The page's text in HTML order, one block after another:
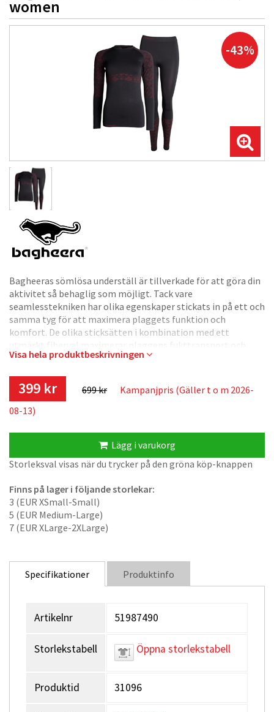
women
-43%
Bagheeras sömlösa underställ är tillverkade för att göra din
aktivitet så behaglig som möjligt. Tack vare
seamlesstekniken har olika egenskaper stickats in på ett och
samma tyg för att maximera plaggets funktion och
komfort. De olika sticksätten i kombination med ett
utmärkt fiberval maximerar plaggens fukttransport och
isoleringsförmåga så att du känner dig bekväm under hela
Överdel:
Längd mitt bak i strl W/XS-S: 63 cm
Underdel:
Innerbenslängd i strl W/XS-S: 67 cm
—
Our seamless layer 1 styles are made to make your activity as
comfortable as possible. The knitting structure in
Tvättråd:
Tvättas i 40° skontvätt
Material:
Visa hela produktbeskrivningen
399 kr 699 kr
Kampanjpris (Gäller t o m 2026-
08-13)
Lägg i varukorg
Storleksval visas när du trycker på den gröna köp-knappen
Finns på lager i följande storlekar:
3 (EUR XSmall-Small)
5 (EUR Medium-Large)
7 (EUR XLarge-2XLarge)
Specifikationer Produktinfo
Artikelnr 51987490
Storlekstabell Öppna storlekstabell
Produktid 31096